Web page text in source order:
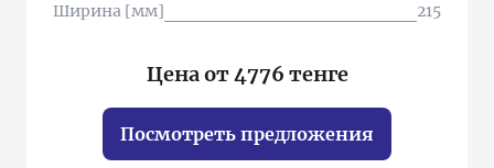
Ширина [мм] 215
Цена от 4776 тенге
Посмотреть предложения